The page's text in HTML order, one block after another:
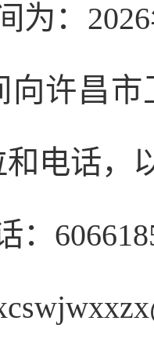
为：
向许昌
电话，
：